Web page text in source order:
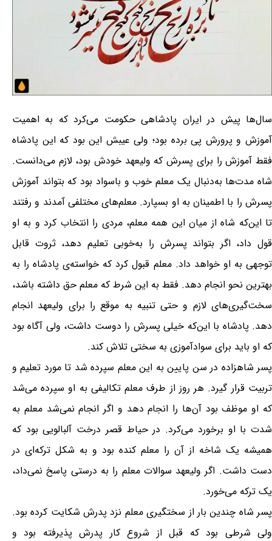
سال‌ها پیش در ایران پادشاهی حکومت می‌کرد که به اهمیت
آموزش و پرورش پی برده بود؛ ولی عیبش این بود که این پادشاه
فقط آموزش را برای پسرش که ولیعهد خودش بود، لازم می‌دانست.
شاه مدت‌ها به‌دنبال یک معلم خوب و باسواد بود که بتواند آموزش
پسرش را با اطمینان به او بسپارد. معلم‌های مختلفی آمدند و رفتند
تا این‌که شاه از میان این همه معلم، مردی را انتخاب کرد و به او
قول داد، اگر بتواند پسرش را به‌خوبی تعلیم دهد، ثروت قابل
توجهی به او خواهد داد. معلم قبول کرد که خواسته‌ی پادشاه را به
بهترین نحو انجام دهد. فقط به این شرط که معلم حق داشته باشد،
سخت‌گیری‌های لازم و حتی تنبیه به موقع را برای ولیعهد انجام
دهد. پادشاه با این‌که خیلی پسرش را دوست داشت، ولی آگاه بود
که او باید برای سوادآموزی به سختی تلاش کند.
پسر شاهزاده در سن پایین به این معلم سپرده شد تا مورد تعلیم و
تربیت قرار گیرد. هر روز از طرف معلم تکالیفی به او سپرده می‌شد
که او موظف بود آن‌ها را انجام دهد و اگر انجام نمی‌شد معلم به
شدت با او برخورد می‌کرد. در حیاط قصر درخت آلبالویی بود که
همیشه یک شاخه از آن را معلم کنده بود و به شکل ترکه‌ای در
دست داشت. اگر ولیعهد سوالات معلم را به درستی پاسخ نمی‌داد،
یک ترکه می‌خورد.
پسر شاه چندین بار از سختگیری معلم نزد پدرش شکایت کرده بود.
ولی شرطی بود که قبل از شروع کار پدرش پذیرفته بود و